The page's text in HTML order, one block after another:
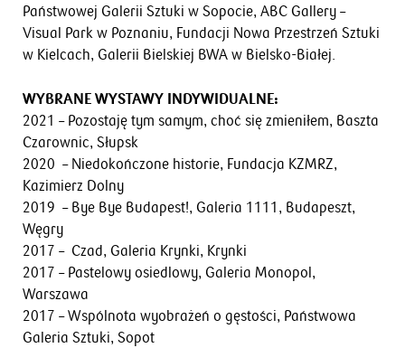
Państwowej Galerii Sztuki w Sopocie, ABC Gallery –
Visual Park w Poznaniu, Fundacji Nowa Przestrzeń Sztuki
w Kielcach, Galerii Bielskiej BWA w Bielsko-Białej.
WYBRANE WYSTAWY INDYWIDUALNE:
2021 – Pozostaję tym samym, choć się zmieniłem, Baszta
Czarownic, Słupsk
2020 – Niedokończone historie, Fundacja KZMRZ,
Kazimierz Dolny
2019 – Bye Bye Budapest!, Galeria 1111, Budapeszt,
Węgry
2017 – Czad, Galeria Krynki, Krynki
2017 – Pastelowy osiedlowy, Galeria Monopol,
Warszawa
2017 – Wspólnota wyobrażeń o gęstości, Państwowa
Galeria Sztuki, Sopot